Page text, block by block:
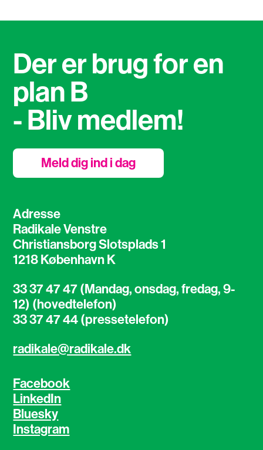
Adresse
Radikale Venstre
Christiansborg Slotsplads 1
1218 København K
33 37 47 47 (Mandag, onsdag, fredag, 9-
12) (hovedtelefon)
33 37 47 44 (pressetelefon)
radikale@radikale.dk
Facebook
LinkedIn
Bluesky
Instagram
Der er brug for en
plan B
- Bliv medlem!
Meld dig ind i dag